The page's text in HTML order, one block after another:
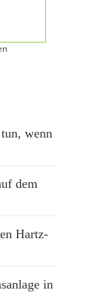
wenn
dem
Hartz-
in